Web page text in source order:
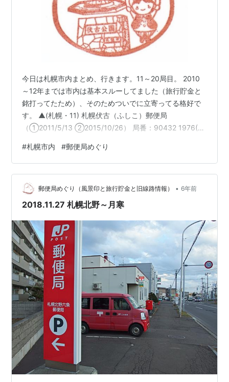
今日は札幌市内まとめ、行きます。11～20局目。 2010
～12年までは市内は基本スルーしてました（旅行貯金と
銘打ってたため）、そのためついでに立寄ってる格好で
す。 ▲(札幌・11) 札幌伏古（ふしこ）郵便局
（①2011/5/13 ②2015/10/26） 局番：90432 1976(昭
リア。2015年に移転して、今はここの局舎は使われてま
せん。風景印はそのまま今でもあります。 風景印：たま
ねぎの外枠、伏古公園と噴水、タッピー（東区のキャラ
クター） ▲(札幌・12) 札幌平和一条郵便局
（①2011/5/24） 局番：90542 199…
#札幌市内 #郵便局めぐり
郵便局めぐり（風景印と旅行貯金と旧線路情報） • 6年前
2018.11.27 札幌北野～月寒